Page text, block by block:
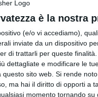
è la nostra
(e/o vi accediamo),
inviate da un dispositivo
di trattarli per queste
dettagliate e modificare le
sito web. Si rende
ma hai il diritto di opporti a
momento tornando su
l’opinione
una tra le malattie
diagnosi di tumore
contano circa 36.000
del problema.